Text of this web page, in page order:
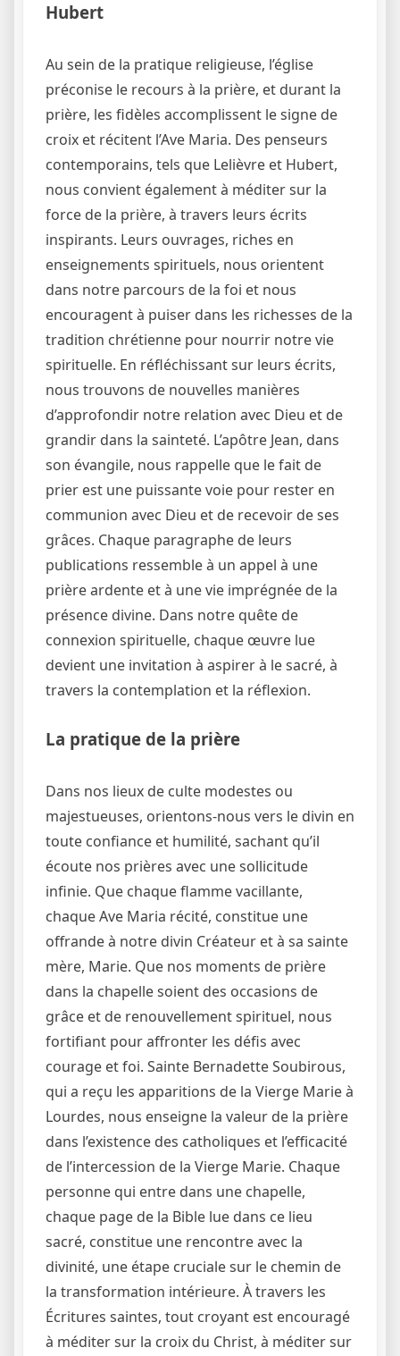
Hubert
Au sein de la pratique religieuse, l’église
préconise le recours à la prière, et durant la
prière, les fidèles accomplissent le signe de
croix et récitent l’Ave Maria. Des penseurs
contemporains, tels que Lelièvre et Hubert,
nous convient également à méditer sur la
force de la prière, à travers leurs écrits
inspirants. Leurs ouvrages, riches en
enseignements spirituels, nous orientent
dans notre parcours de la foi et nous
encouragent à puiser dans les richesses de la
tradition chrétienne pour nourrir notre vie
spirituelle. En réfléchissant sur leurs écrits,
nous trouvons de nouvelles manières
d’approfondir notre relation avec Dieu et de
grandir dans la sainteté. L’apôtre Jean, dans
son évangile, nous rappelle que le fait de
prier est une puissante voie pour rester en
communion avec Dieu et de recevoir de ses
grâces. Chaque paragraphe de leurs
publications ressemble à un appel à une
prière ardente et à une vie imprégnée de la
présence divine. Dans notre quête de
connexion spirituelle, chaque œuvre lue
devient une invitation à aspirer à le sacré, à
travers la contemplation et la réflexion.
La pratique de la prière
Dans nos lieux de culte modestes ou
majestueuses, orientons-nous vers le divin en
toute confiance et humilité, sachant qu’il
écoute nos prières avec une sollicitude
infinie. Que chaque flamme vacillante,
chaque Ave Maria récité, constitue une
offrande à notre divin Créateur et à sa sainte
mère, Marie. Que nos moments de prière
dans la chapelle soient des occasions de
grâce et de renouvellement spirituel, nous
fortifiant pour affronter les défis avec
courage et foi. Sainte Bernadette Soubirous,
qui a reçu les apparitions de la Vierge Marie à
Lourdes, nous enseigne la valeur de la prière
dans l’existence des catholiques et l’efficacité
de l’intercession de la Vierge Marie. Chaque
personne qui entre dans une chapelle,
chaque page de la Bible lue dans ce lieu
sacré, constitue une rencontre avec la
divinité, une étape cruciale sur le chemin de
la transformation intérieure. À travers les
Écritures saintes, tout croyant est encouragé
à méditer sur la croix du Christ, à méditer sur